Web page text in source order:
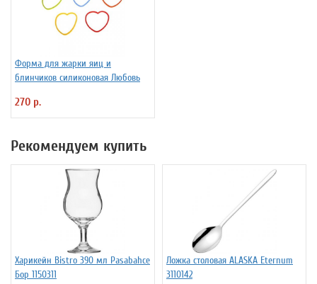
Форма для жарки яиц и
блинчиков силиконовая Любовь
270 р.
Рекомендуем купить
Харикейн Bistro 390 мл Pasabahce
Бор 1150311
Ложка столовая ALASKA Eternum
3110142